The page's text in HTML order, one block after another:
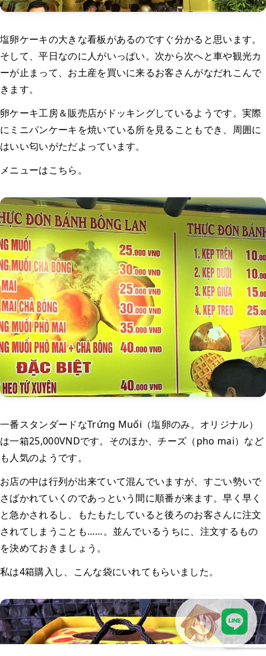
塩卵ケーキの大きな看板があるのですぐ分かると思います。
そして、平日なのに人がいっぱい。次から次へと車や観光カ
ーが止まって、お土産を買いに来るお客さんがなだれこんで
きます。
卵ケーキ工房＆販売店がドッキングしているようです。実際
にミニパンケーキを焼いている所を見ることもでき、周囲に
はいい匂いがただよっています。
メニューはこちら。
一番スタンダードなTrứng Muối（塩卵のみ。オリジナル）
は一箱25,000VNDです。そのほか、チーズ（pho mai）など
も人気のようです。
お店の中は行列が出来ていて混んでいますが、すごい勢いで
さばかれていくのであっという間に順番が来ます。早く早く
と急かされるし、もたもたしていると後ろのお客さんに注文
されてしまうことも……。並んでいるうちに、注文するもの
を決めておきましょう。
私は4箱購入し、こんな袋にいれてもらいました。